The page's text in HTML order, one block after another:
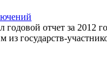
отчет за 2012
государств-